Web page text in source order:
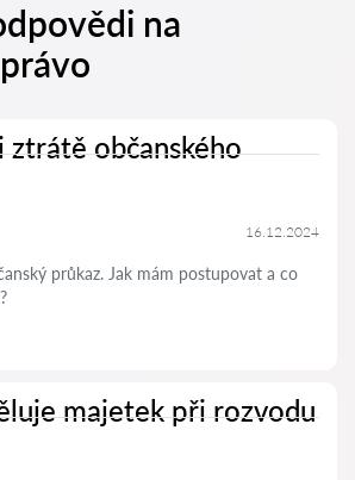
na
ztrátě občanského
16.12.2024
průkaz. Jak mám postupovat a co
majetek při rozvodu